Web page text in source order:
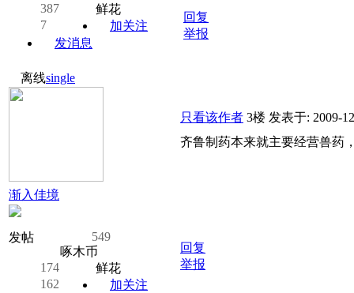
387
鲜花
7
加关注
发消息
回复
举报
离线single
渐入佳境
发帖
549
啄木币
174
鲜花
162
加关注
只看该作者 3楼 发表于: 2009-
齐鲁制药本来就主要经营兽药
回复
举报